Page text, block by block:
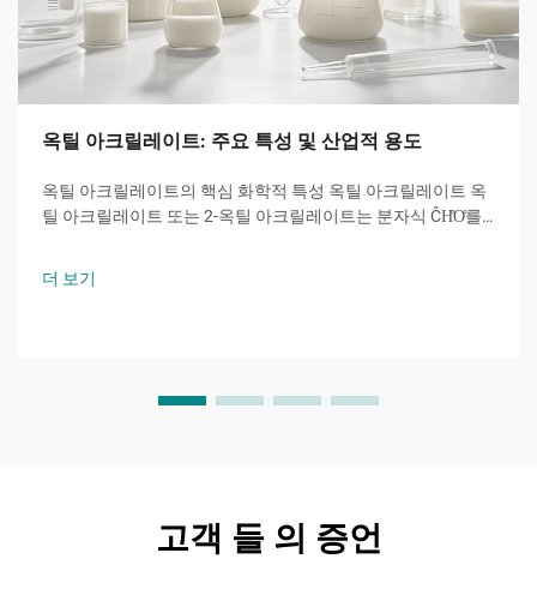
옥틸 아크릴레이트: 주요 특성 및 산업적 용도
옥틸 아크릴레이트의 핵심 화학적 특성 옥틸 아크릴레이트 옥
틸 아크릴레이트 또는 2-옥틸 아크릴레이트는 분자식 ĈH̊O̊를
더 보기
고객 들 의 증언